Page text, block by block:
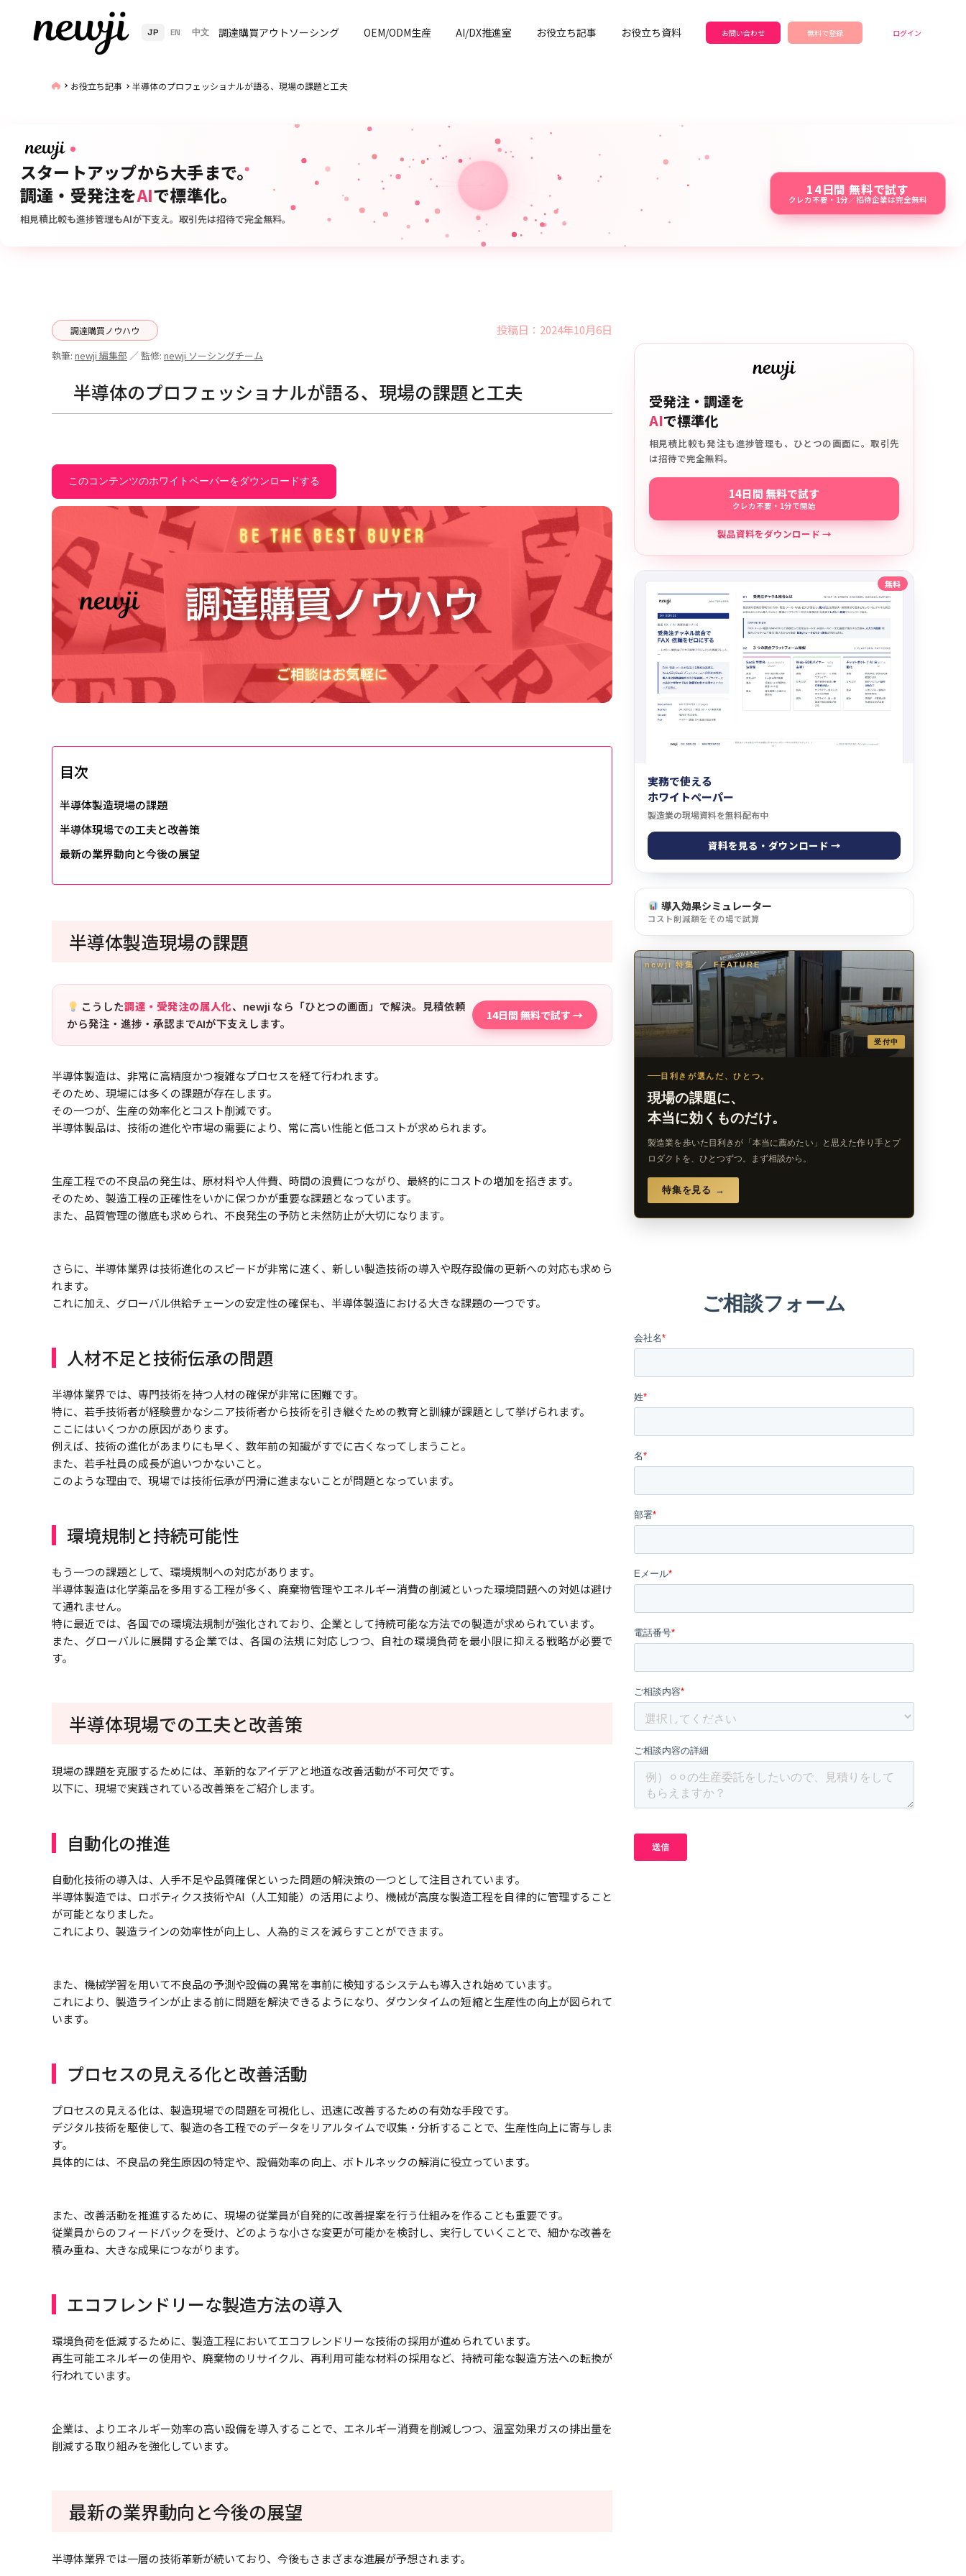
JP EN 中文 調達購買アウトソーシング OEM/ODM生産 AI/DX推進室 お役立ち記事 お役立ち資料 お問い合わせ 無料で登録 ログイン
お役立ち記事 半導体のプロフェッショナルが語る、現場の課題と工夫
スタートアップから大手まで。
調達・受発注をAIで標準化。
相見積比較も進捗管理もAIが下支え。取引先は招待で完全無料。
14日間 無料で試す
クレカ不要・1分／招待企業は完全無料
調達購買ノウハウ 投稿日：2024年10月6日
執筆: newji 編集部 ／ 監修: newji ソーシングチーム
半導体のプロフェッショナルが語る、現場の課題と工夫
このコンテンツのホワイトペーパーをダウンロードする
目次
半導体製造現場の課題
半導体現場での工夫と改善策
最新の業界動向と今後の展望
半導体製造現場の課題
こうした調達・受発注の属人化、newji なら「ひとつの画面」で解決。見積依頼
から発注・進捗・承認までAIが下支えします。
14日間 無料で試す →
半導体製造は、非常に高精度かつ複雑なプロセスを経て行われます。
そのため、現場には多くの課題が存在します。
その一つが、生産の効率化とコスト削減です。
半導体製品は、技術の進化や市場の需要により、常に高い性能と低コストが求められます。
生産工程での不良品の発生は、原材料や人件費、時間の浪費につながり、最終的にコストの増加を招きます。
そのため、製造工程の正確性をいかに保つかが重要な課題となっています。
また、品質管理の徹底も求められ、不良発生の予防と未然防止が大切になります。
さらに、半導体業界は技術進化のスピードが非常に速く、新しい製造技術の導入や既存設備の更新への対応も求めら
れます。
これに加え、グローバル供給チェーンの安定性の確保も、半導体製造における大きな課題の一つです。
人材不足と技術伝承の問題
半導体業界では、専門技術を持つ人材の確保が非常に困難です。
特に、若手技術者が経験豊かなシニア技術者から技術を引き継ぐための教育と訓練が課題として挙げられます。
ここにはいくつかの原因があります。
例えば、技術の進化があまりにも早く、数年前の知識がすでに古くなってしまうこと。
また、若手社員の成長が追いつかないこと。
このような理由で、現場では技術伝承が円滑に進まないことが問題となっています。
環境規制と持続可能性
もう一つの課題として、環境規制への対応があります。
半導体製造は化学薬品を多用する工程が多く、廃棄物管理やエネルギー消費の削減といった環境問題への対処は避け
て通れません。
特に最近では、各国での環境法規制が強化されており、企業として持続可能な方法での製造が求められています。
また、グローバルに展開する企業では、各国の法規に対応しつつ、自社の環境負荷を最小限に抑える戦略が必要で
す。
半導体現場での工夫と改善策
現場の課題を克服するためには、革新的なアイデアと地道な改善活動が不可欠です。
以下に、現場で実践されている改善策をご紹介します。
自動化の推進
自動化技術の導入は、人手不足や品質確保といった問題の解決策の一つとして注目されています。
半導体製造では、ロボティクス技術やAI（人工知能）の活用により、機械が高度な製造工程を自律的に管理すること
が可能となりました。
これにより、製造ラインの効率性が向上し、人為的ミスを減らすことができます。
また、機械学習を用いて不良品の予測や設備の異常を事前に検知するシステムも導入され始めています。
これにより、製造ラインが止まる前に問題を解決できるようになり、ダウンタイムの短縮と生産性の向上が図られて
います。
プロセスの見える化と改善活動
プロセスの見える化は、製造現場での問題を可視化し、迅速に改善するための有効な手段です。
デジタル技術を駆使して、製造の各工程でのデータをリアルタイムで収集・分析することで、生産性向上に寄与しま
す。
具体的には、不良品の発生原因の特定や、設備効率の向上、ボトルネックの解消に役立っています。
また、改善活動を推進するために、現場の従業員が自発的に改善提案を行う仕組みを作ることも重要です。
従業員からのフィードバックを受け、どのような小さな変更が可能かを検討し、実行していくことで、細かな改善を
積み重ね、大きな成果につながります。
エコフレンドリーな製造方法の導入
環境負荷を低減するために、製造工程においてエコフレンドリーな技術の採用が進められています。
再生可能エネルギーの使用や、廃棄物のリサイクル、再利用可能な材料の採用など、持続可能な製造方法への転換が
行われています。
企業は、よりエネルギー効率の高い設備を導入することで、エネルギー消費を削減しつつ、温室効果ガスの排出量を
削減する取り組みを強化しています。
最新の業界動向と今後の展望
半導体業界では一層の技術革新が続いており、今後もさまざまな進展が予想されます。
受発注・調達を
AIで標準化
相見積比較も発注も進捗管理も、ひとつの画面に。取引先
は招待で完全無料。
14日間 無料で試す
クレカ不要・1分で開始
製品資料をダウンロード →
無料
実務で使える
ホワイトペーパー
製造業の現場資料を無料配布中
資料を見る・ダウンロード →
導入効果シミュレーター
コスト削減額をその場で試算
newji 特集 ／ FEATURE
受付中
目利きが選んだ、ひとつ。
現場の課題に、
本当に効くものだけ。
製造業を歩いた目利きが「本当に薦めたい」と思えた作り手とプ
ロダクトを、ひとつずつ。まず相談から。
特集を見る →